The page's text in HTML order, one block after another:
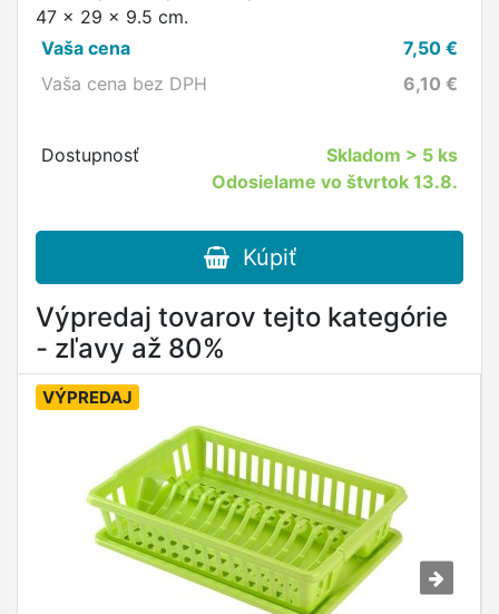
47 x 29 x 9.5 cm.
Vaša cena
7,50 €
Vaša cena bez DPH
6,10 €
Dostupnosť Skladom > 5 ks
Odosielame vo štvrtok 13.8.
Kúpiť
Výpredaj tovarov tejto kategórie
- zľavy až 80%
VÝPREDAJ